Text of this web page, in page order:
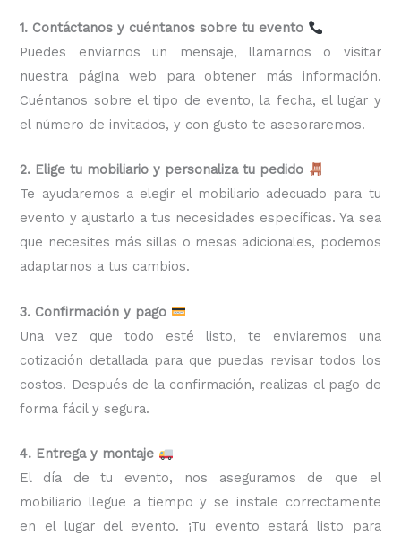
1. Contáctanos y cuéntanos sobre tu evento
Puedes enviarnos un mensaje, llamarnos o visitar
nuestra página web para obtener más información.
Cuéntanos sobre el tipo de evento, la fecha, el lugar y
el número de invitados, y con gusto te asesoraremos.
2. Elige tu mobiliario y personaliza tu pedido
Te ayudaremos a elegir el mobiliario adecuado para tu
evento y ajustarlo a tus necesidades específicas. Ya sea
que necesites más sillas o mesas adicionales, podemos
adaptarnos a tus cambios.
3. Confirmación y pago
Una vez que todo esté listo, te enviaremos una
cotización detallada para que puedas revisar todos los
costos. Después de la confirmación, realizas el pago de
forma fácil y segura.
4. Entrega y montaje
El día de tu evento, nos aseguramos de que el
mobiliario llegue a tiempo y se instale correctamente
en el lugar del evento. ¡Tu evento estará listo para